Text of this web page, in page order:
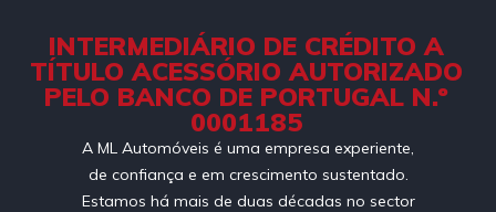
INTERMEDIÁRIO DE CRÉDITO A
TÍTULO ACESSÓRIO AUTORIZADO
PELO BANCO DE PORTUGAL N.º
0001185
A ML Automóveis é uma empresa experiente,
de confiança e em crescimento sustentado.
Estamos há mais de duas décadas no sector